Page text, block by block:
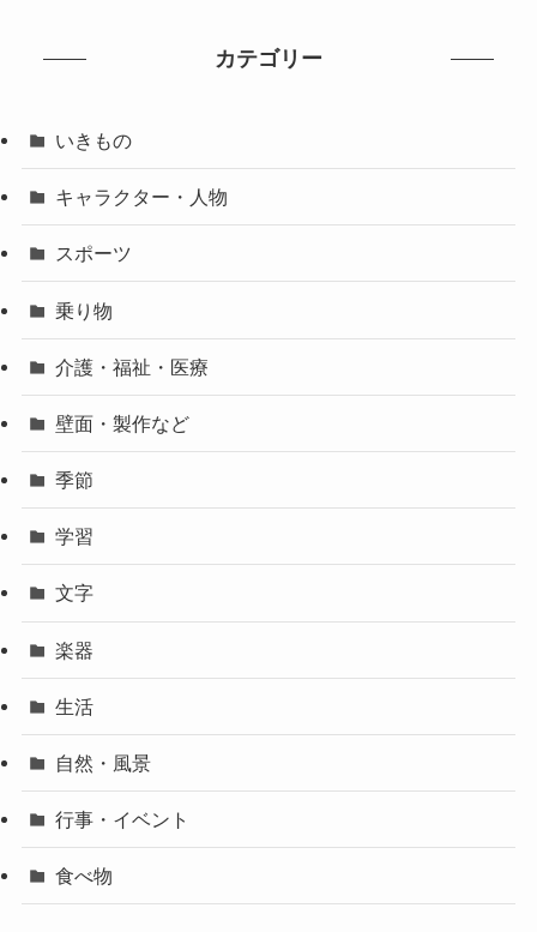
カテゴリー
いきもの
キャラクター・人物
スポーツ
乗り物
介護・福祉・医療
壁面・製作など
季節
学習
文字
楽器
生活
自然・風景
行事・イベント
食べ物